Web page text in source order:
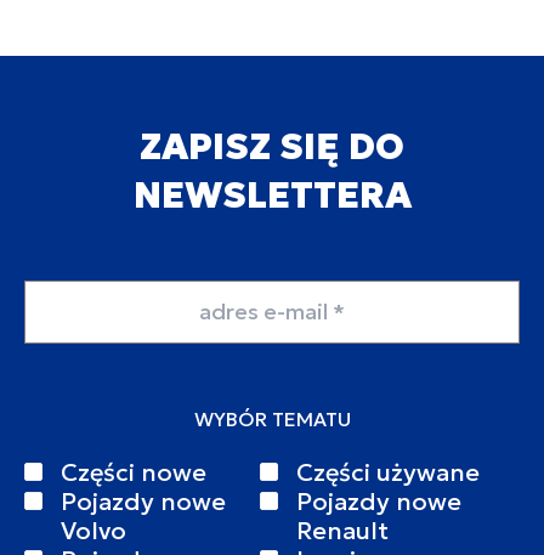
ZAPISZ SIĘ DO
NEWSLETTERA
WYBÓR TEMATU
Części nowe
Części używane
Pojazdy nowe
Volvo
Pojazdy nowe
Renault